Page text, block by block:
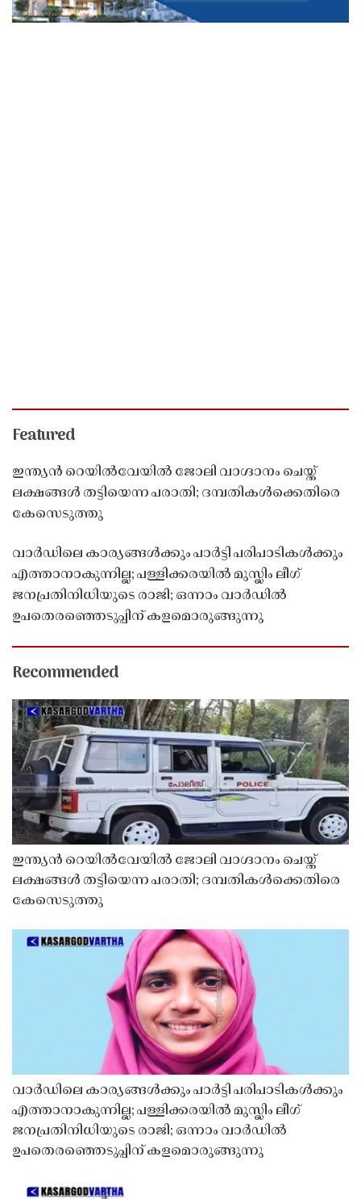
Featured
ഇന്ത്യൻ റെയിൽവേയിൽ ജോലി വാഗ്ദാനം ചെയ്ത്
ലക്ഷങ്ങൾ തട്ടിയെന്ന പരാതി; ദമ്പതികൾക്കെതിരെ
കേസെടുത്തു
വാർഡിലെ കാര്യങ്ങൾക്കും പാർട്ടി പരിപാടികൾക്കും
എത്താനാകുന്നില്ല; പള്ളിക്കരയിൽ മുസ്ലിം ലീഗ്
ജനപ്രതിനിധിയുടെ രാജി; ഒന്നാം വാർഡിൽ
ഉപതെരഞ്ഞെടുപ്പിന് കളമൊരുങ്ങുന്നു
Recommended
ഇന്ത്യൻ റെയിൽവേയിൽ ജോലി വാഗ്ദാനം ചെയ്ത്
ലക്ഷങ്ങൾ തട്ടിയെന്ന പരാതി; ദമ്പതികൾക്കെതിരെ
കേസെടുത്തു
വാർഡിലെ കാര്യങ്ങൾക്കും പാർട്ടി പരിപാടികൾക്കും
എത്താനാകുന്നില്ല; പള്ളിക്കരയിൽ മുസ്ലിം ലീഗ്
ജനപ്രതിനിധിയുടെ രാജി; ഒന്നാം വാർഡിൽ
ഉപതെരഞ്ഞെടുപ്പിന് കളമൊരുങ്ങുന്നു